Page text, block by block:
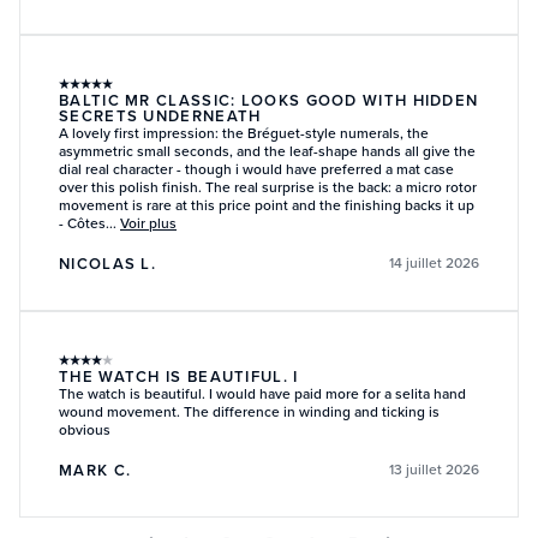
★★★★★
BALTIC MR CLASSIC: LOOKS GOOD WITH HIDDEN
SECRETS UNDERNEATH
A lovely first impression: the Bréguet-style numerals, the
asymmetric small seconds, and the leaf-shape hands all give the
dial real character - though i would have preferred a mat case
over this polish finish. The real surprise is the back: a micro rotor
movement is rare at this price point and the finishing backs it up
- Côtes... Voir plus
NICOLAS L. 14 juillet 2026
★★★★★
THE WATCH IS BEAUTIFUL. I
The watch is beautiful. I would have paid more for a selita hand
wound movement. The difference in winding and ticking is
obvious
MARK C. 13 juillet 2026